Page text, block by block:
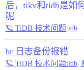
后，tikv和tidb是如
呢
🪐 TiDB 技术问题tidb
br 日志备份报错
🪐 TiDB 技术问题tidb